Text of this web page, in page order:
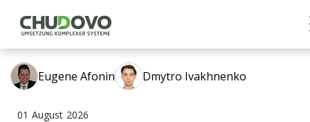
Dmytro Ivakhnenko
Eugene Afonin
01 August 2026